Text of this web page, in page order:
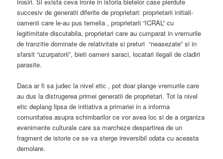
succesiv de generatii diferite de proprietari: proprietarii initiali-
oamenii care le-au pus temelia , proprietarii “ICRAL” cu
legitimitate discutabila, proprietari care au cumparat in vremurile
de tranzitie dominate de relativitate si preturi “neasezate” si in
sfarsit “uzurpatorii”, bieti oameni saraci, locatari ilegali de cladiri
parasite.
Daca ar fi sa judec la nivel etic , pot doar plange vremurile care
au dus la distrugerea primei generatii de proprietari. Tot la nivel
etic deplang lipsa de initiativa a primariei in a informa
comunitatea asupra schimbarilor ce vor avea loc si de a organiza
evenimente culturale care sa marcheze despartirea de un
fragment de istorie ce se va sterge ireversibil odata cu aceasta
demolare.